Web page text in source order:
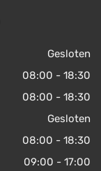
Gesloten
08:00 - 18:30
08:00 - 18:30
Gesloten
08:00 - 18:30
09:00 - 17:00